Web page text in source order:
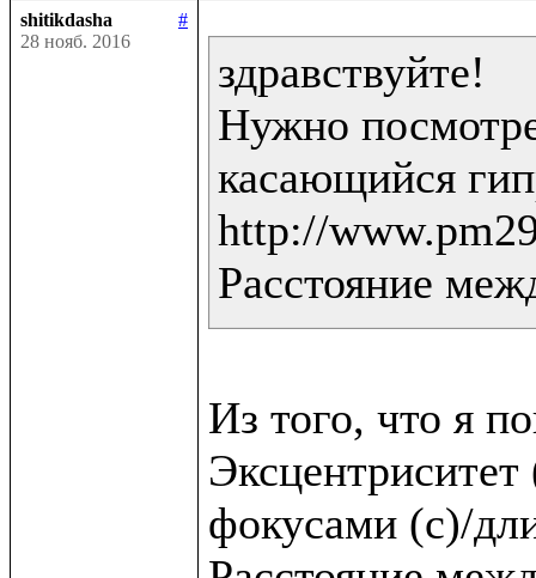
shitikdasha
#
28 нояб. 2016
здравствуйте!
Нужно
касающийся
http://
Расстояние
Из того, что я
фокусами (c)/